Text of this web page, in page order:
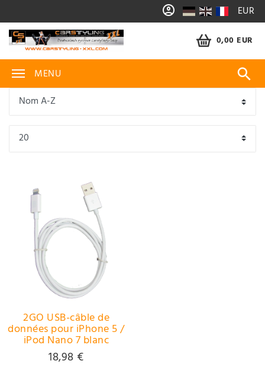
EUR
0,00 EUR
MENU
2GO USB-câble de
données pour iPhone 5 /
iPod Nano 7 blanc
18,98 €